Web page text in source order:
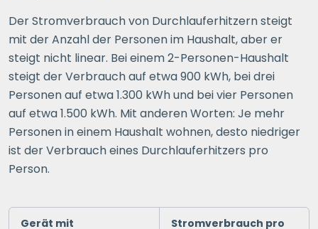
Der Stromverbrauch von Durchlauferhitzern steigt
mit der Anzahl der Personen im Haushalt, aber er
steigt nicht linear. Bei einem 2-Personen-Haushalt
steigt der Verbrauch auf etwa 900 kWh, bei drei
Personen auf etwa 1.300 kWh und bei vier Personen
auf etwa 1.500 kWh. Mit anderen Worten: Je mehr
Personen in einem Haushalt wohnen, desto niedriger
ist der Verbrauch eines Durchlauferhitzers pro
Person.
Gerät mit
Stromverbrauch pro